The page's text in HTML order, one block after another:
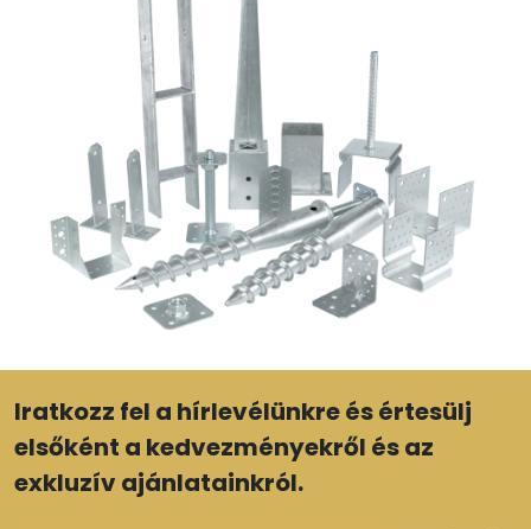
Iratkozz fel a hírlevélünkre és értesülj
elsőként a kedvezményekről és az
exkluzív ajánlatainkról.